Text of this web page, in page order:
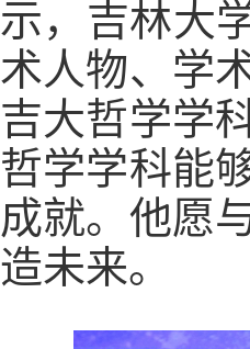
示，吉林大
术人物、学
吉大哲学学
哲学学科能
成就。他愿
造未来。